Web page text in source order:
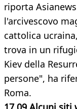
riporta
l'arcivescovo
cattolica
trova in un
Kiev della
persone", ha
Roma.